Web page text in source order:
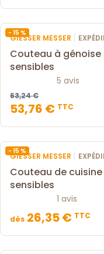
- 15 %
GIESSER MESSER |
Couteau à
sensibles
5 avis
63,24 €
53,76 € TTC
- 15 %
GIESSER MESSER |
Couteau de
sensibles
1 avis
dès 26,35 € TTC